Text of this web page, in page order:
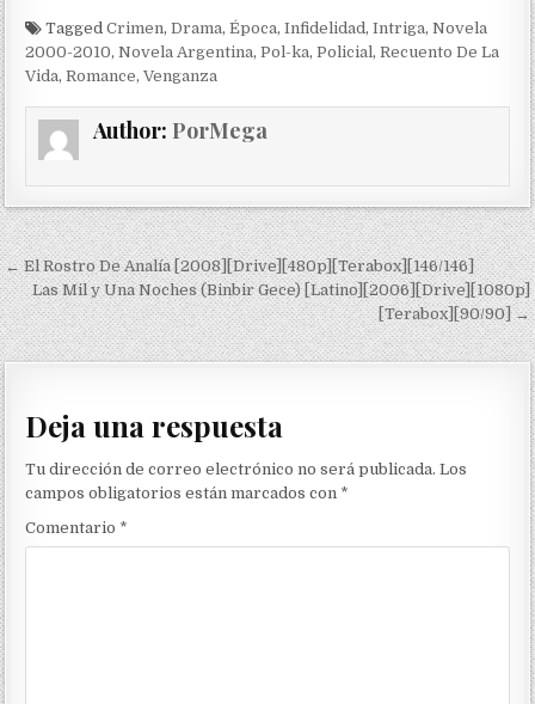
TaggedCrimen,Drama,Época,Infidelidad ,Intriga,Novela
2000-2010,Novela Argentina,Pol-ka,Policial ,Recuento De La
Vida,Romance,Venganza
Author: PorMega
Navegación de entradas
← El Rostro De Analía [2008][Drive][480p][Terabox][146/146]
Las Mil y Una Noches (Binbir Gece) [Latino][2006][Drive][1080p]
[Terabox][90/90] →
Deja una respuesta
Tu dirección de correo electrónico no será publicada. Los
campos obligatorios están marcados con *
Comentario *